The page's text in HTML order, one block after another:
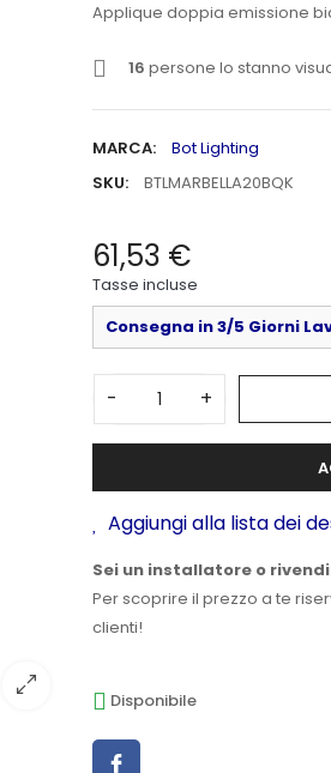
Applique doppia emissione
16 persone lo stanno
MARCA:
Bot Lighting
SKU:
BTLMARBELLA20BQK
61,53 €
Tasse incluse
Consegna in 3/5 Giorni
- +
Aggiungi alla lista dei
Sei un installatore o
Per scoprire il prezzo a te
clienti!
Disponibile